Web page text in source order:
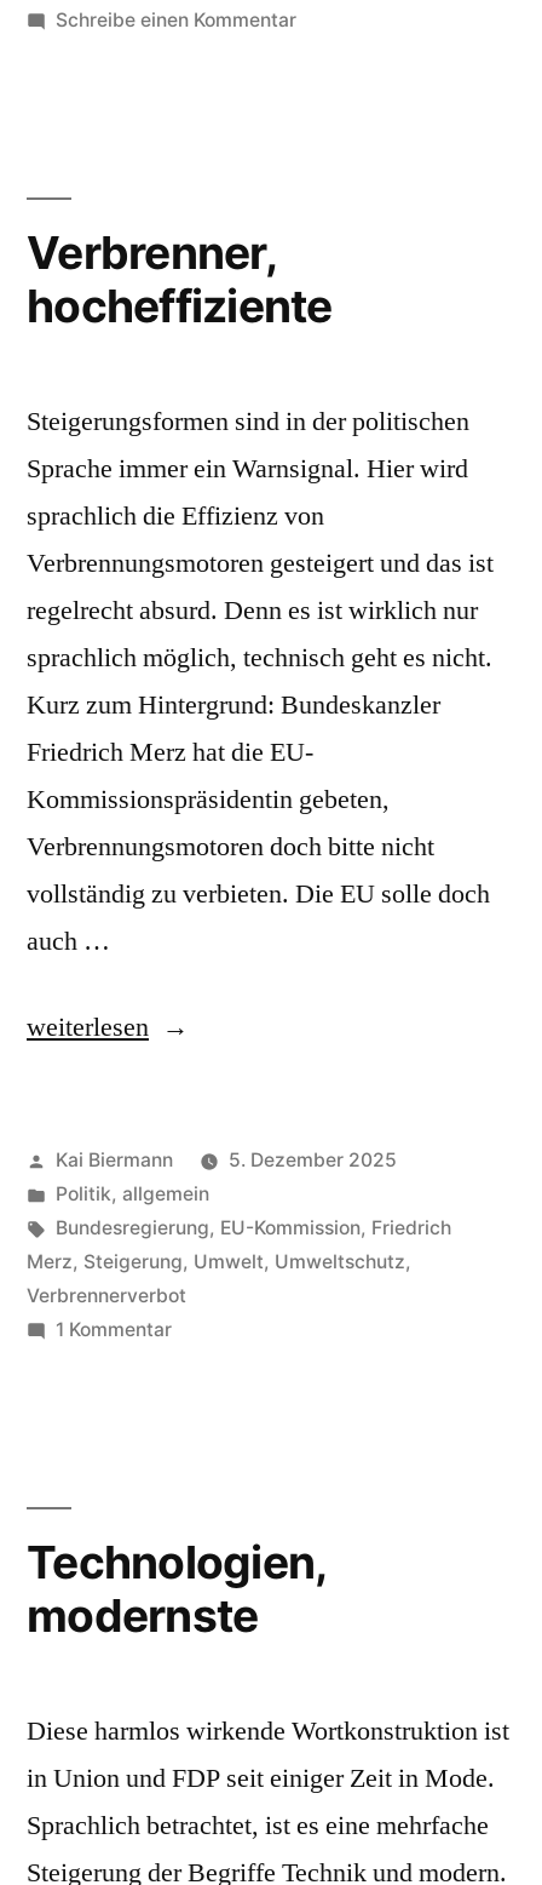
Schreibe einen Kommentarzu
Verbrenner,
hocheffiziente
Steigerungsformen sind in der politischen
Sprache immer ein Warnsignal. Hier wird
sprachlich die Effizienz von
Verbrennungsmotoren gesteigert und das ist
regelrecht absurd. Denn es ist wirklich nur
sprachlich möglich, technisch geht es nicht.
Kurz zum Hintergrund: Bundeskanzler
Friedrich Merz hat die EU-
Kommissionspräsidentin gebeten,
Verbrennungsmotoren doch bitte nicht
vollständig zu verbieten. Die EU solle doch
auch …
„Verbrenner,
weiterlesen
Veröffentlicht
von
Kai Biermann
5. Dezember 2025
Veröffentlicht
in
Politik, allgemein
Schlagwörter:
Bundesregierung, EU-Kommission, Friedrich
Merz, Steigerung, Umwelt, Umweltschutz,
Verbrennerverbot
1 Kommentarzu
Technologien,
modernste
Diese harmlos wirkende Wortkonstruktion ist
in Union und FDP seit einiger Zeit in Mode.
Sprachlich betrachtet, ist es eine mehrfache
Steigerung der Begriffe Technik und modern.